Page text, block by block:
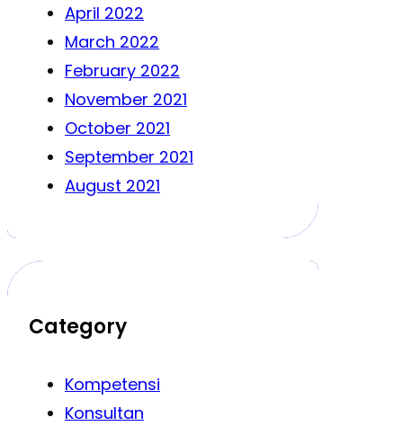
April 2022
March 2022
February 2022
November 2021
October 2021
September 2021
August 2021
Category
Kompetensi
Konsultan